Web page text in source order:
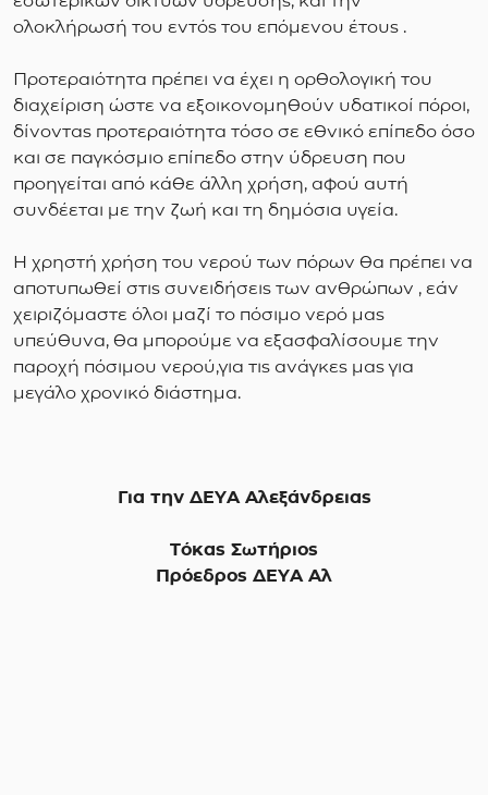
ολοκλήρωσή του εντός του επόμενου έτους .
Προτεραιότητα πρέπει να έχει η ορθολογική του
διαχείριση ώστε να εξοικονομηθούν υδατικοί πόροι,
δίνοντας προτεραιότητα τόσο σε εθνικό επίπεδο όσο
και σε παγκόσμιο επίπεδο στην ύδρευση που
προηγείται από κάθε άλλη χρήση, αφού αυτή
συνδέεται με την ζωή και τη δημόσια υγεία.
Η χρηστή χρήση του νερού των πόρων θα πρέπει να
αποτυπωθεί στις συνειδήσεις των ανθρώπων , εάν
χειριζόμαστε όλοι μαζί το πόσιμο νερό μας
υπεύθυνα, θα μπορούμε να εξασφαλίσουμε την
παροχή πόσιμου νερού,για τις ανάγκες μας για
μεγάλο χρονικό διάστημα.
Για την ΔΕΥΑ Αλεξάνδρειας
Τόκας Σωτήριος
Πρόεδρος ΔΕΥΑ Αλ